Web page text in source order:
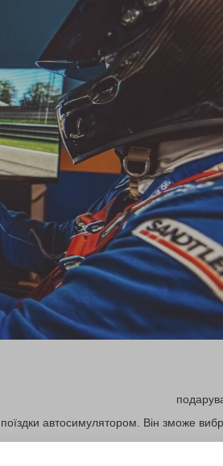
автосимулятором. Він зможе